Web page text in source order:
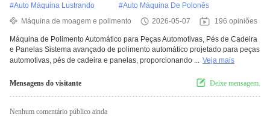
#Auto Máquina Lustrando #Auto Máquina De Polonês
Máquina de moagem e polimento
2026-05-07 196 opiniões
Máquina de Polimento Automático para Peças Automotivas, Pés de Cadeira
e Panelas Sistema avançado de polimento automático projetado para peças
automotivas, pés de cadeira e panelas, proporcionando ... Veja mais
Mensagens do visitante Deixe mensagem.
Nenhum comentário público ainda